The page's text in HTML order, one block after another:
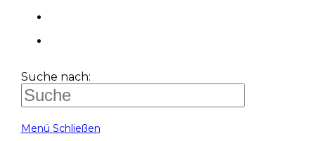
Suche nach:
Menü Schließen